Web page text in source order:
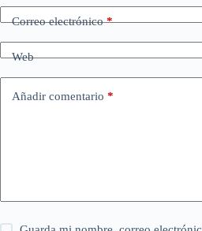
Correo electrónico*
Web
Añadir comentario *